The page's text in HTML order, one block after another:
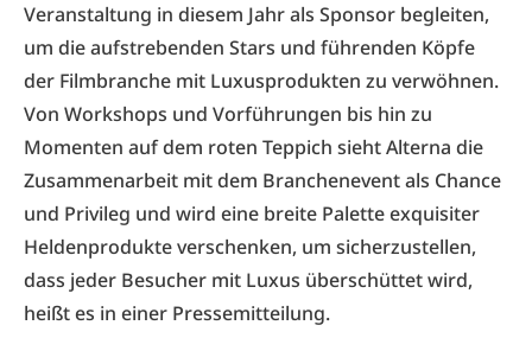
Veranstaltung in diesem Jahr als Sponsor begleiten,
um die aufstrebenden Stars und führenden Köpfe
der Filmbranche mit Luxusprodukten zu verwöhnen.
Von Workshops und Vorführungen bis hin zu
Momenten auf dem roten Teppich sieht Alterna die
Zusammenarbeit mit dem Branchenevent als Chance
und Privileg und wird eine breite Palette exquisiter
Heldenprodukte verschenken, um sicherzustellen,
dass jeder Besucher mit Luxus überschüttet wird,
heißt es in einer Pressemitteilung.